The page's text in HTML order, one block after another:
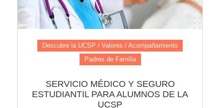
Descubre la UCSP / Valores / Acompañamiento
Padres de Familia
SERVICIO MÉDICO Y SEGURO
ESTUDIANTIL PARA ALUMNOS DE LA
UCSP